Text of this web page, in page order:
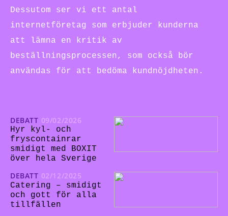
Dessutom ser vi ett antal
internetföretag som erbjuder kunderna
att lämna en kritik av
beställningsprocessen, som också bör
användas för att bedöma kundnöjdheten.
DEBATT 09/02/2026
Hyr kyl- och
fryscontainrar
smidigt med BOXIT
över hela Sverige
DEBATT 02/12/2025
Catering – smidigt
och gott för alla
tillfällen